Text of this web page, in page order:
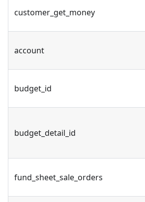
customer_get_money
account
budget_id
budget_detail_id
fund_sheet_sale_orders